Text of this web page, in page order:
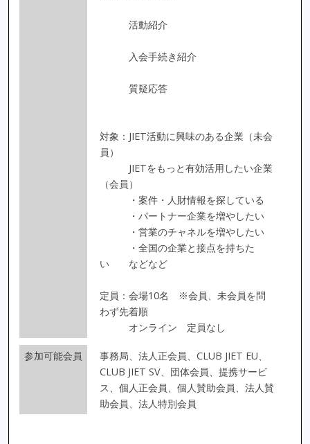
活動紹介
入会手続き紹介
質疑応答
対象：JIET活動に興味のある企業（未会
員）
JIETをもっと有効活用したい企業
（会員）
・案件・人財情報を探している
・パートナー企業を増やしたい
・営業のチャネルを増やしたい
・全国の企業と接点を持ちた
い などなど
定員：会場10名 ※会員、未会員を問
わず先着順
オンライン 定員なし
参加可能会員
事務局、法人正会員、CLUB JIET EU、
CLUB JIET SV、団体会員、提携サービ
ス、個人正会員、個人賛助会員、法人賛
助会員、法人特別会員